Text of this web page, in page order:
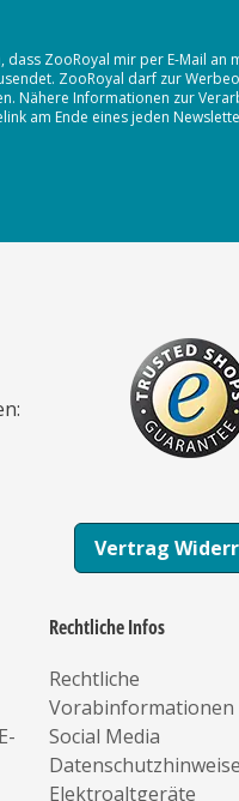
ZooRoyal mir per E-Mail an
ZooRoyal darf zur
Nähere Informationen zur
am Ende eines jeden
Vertrag
Rechtliche Infos
Rechtliche
Vorabinformationen
Social Media
Datenschutzhinweise
Elektroaltgeräte